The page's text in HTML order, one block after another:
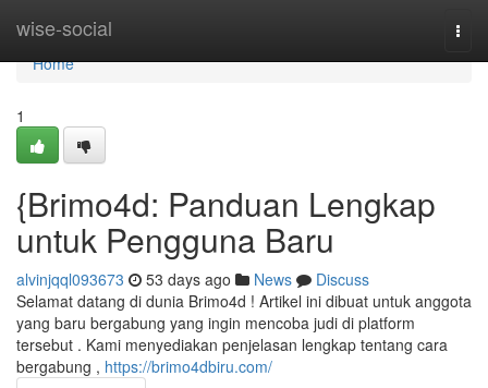
wise-social
Home
Home
1
{Brimo4d: Panduan Lengkap
untuk Pengguna Baru
alvinjqql093673 53 days ago News
Discuss
Selamat datang di dunia Brimo4d ! Artikel ini dibuat untuk anggota
yang baru bergabung yang ingin mencoba judi di platform
tersebut . Kami menyediakan penjelasan lengkap tentang cara
bergabung , https://brimo4dbiru.com/